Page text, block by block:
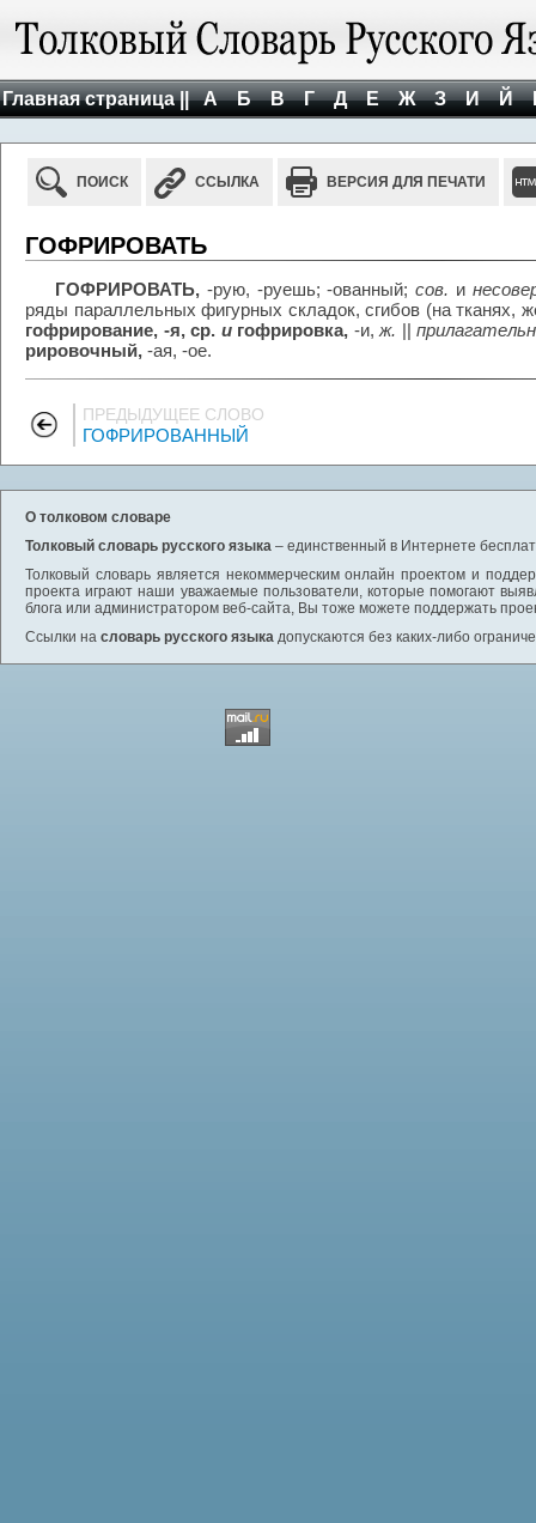
Главная страница || А Б В Г Д Е Ж З И Й
ПОИСК ССЫЛКА ВЕРСИЯ ДЛЯ ПЕЧАТИ
ГОФРИРОВАТЬ
ГОФРИРОВАТЬ, -рую, -руешь; -ованный;сов. и
ряды параллельных фигурных складок, сгибов (на тканях,
гофрирование, -я, ср. игофрировка, -и, ж. ||
рировочный, -ая, -ое.
ПРЕДЫДУЩЕЕ СЛОВО
ГОФРИРОВАННЫЙ
О толковом словаре
Толковый словарь русского языка – единственный в Интернете
Толковый словарь является некоммерческим онлайн проектом и
проекта играют наши уважаемые пользователи, которые помогают
блога или администратором веб-сайта, Вы тоже можете поддержать
Ссылки на словарь русского языка допускаются без каких-либо